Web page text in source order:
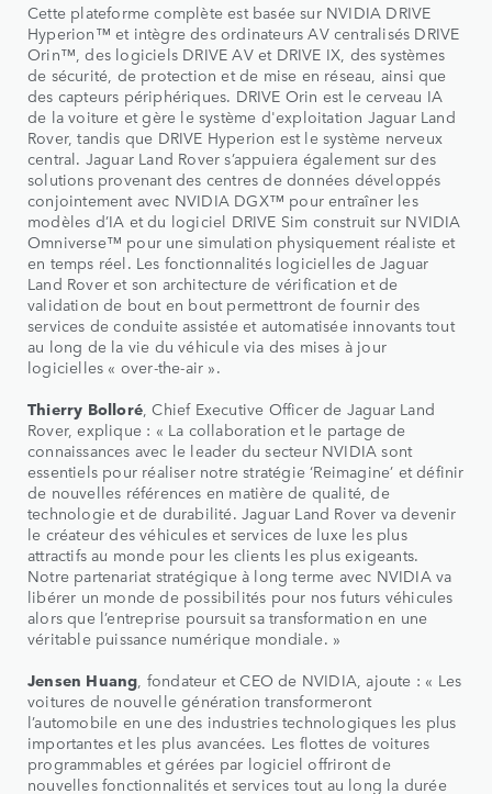
Cette plateforme complète est basée sur NVIDIA DRIVE
Hyperion™ et intègre des ordinateurs AV centralisés DRIVE
Orin™, des logiciels DRIVE AV et DRIVE IX, des systèmes
de sécurité, de protection et de mise en réseau, ainsi que
des capteurs périphériques. DRIVE Orin est le cerveau IA
de la voiture et gère le système d'exploitation Jaguar Land
Rover, tandis que DRIVE Hyperion est le système nerveux
central. Jaguar Land Rover s’appuiera également sur des
solutions provenant des centres de données développés
conjointement avec NVIDIA DGX™ pour entraîner les
modèles d’IA et du logiciel DRIVE Sim construit sur NVIDIA
Omniverse™ pour une simulation physiquement réaliste et
en temps réel. Les fonctionnalités logicielles de Jaguar
Land Rover et son architecture de vérification et de
validation de bout en bout permettront de fournir des
services de conduite assistée et automatisée innovants tout
au long de la vie du véhicule via des mises à jour
logicielles « over-the-air ».
Thierry Bolloré, Chief Executive Officer de Jaguar Land
Rover, explique : « La collaboration et le partage de
connaissances avec le leader du secteur NVIDIA sont
essentiels pour réaliser notre stratégie ‘Reimagine’ et définir
de nouvelles références en matière de qualité, de
technologie et de durabilité. Jaguar Land Rover va devenir
le créateur des véhicules et services de luxe les plus
attractifs au monde pour les clients les plus exigeants.
Notre partenariat stratégique à long terme avec NVIDIA va
libérer un monde de possibilités pour nos futurs véhicules
alors que l’entreprise poursuit sa transformation en une
véritable puissance numérique mondiale. »
Jensen Huang, fondateur et CEO de NVIDIA, ajoute : « Les
voitures de nouvelle génération transformeront
l’automobile en une des industries technologiques les plus
importantes et les plus avancées. Les flottes de voitures
programmables et gérées par logiciel offriront de
nouvelles fonctionnalités et services tout au long la durée